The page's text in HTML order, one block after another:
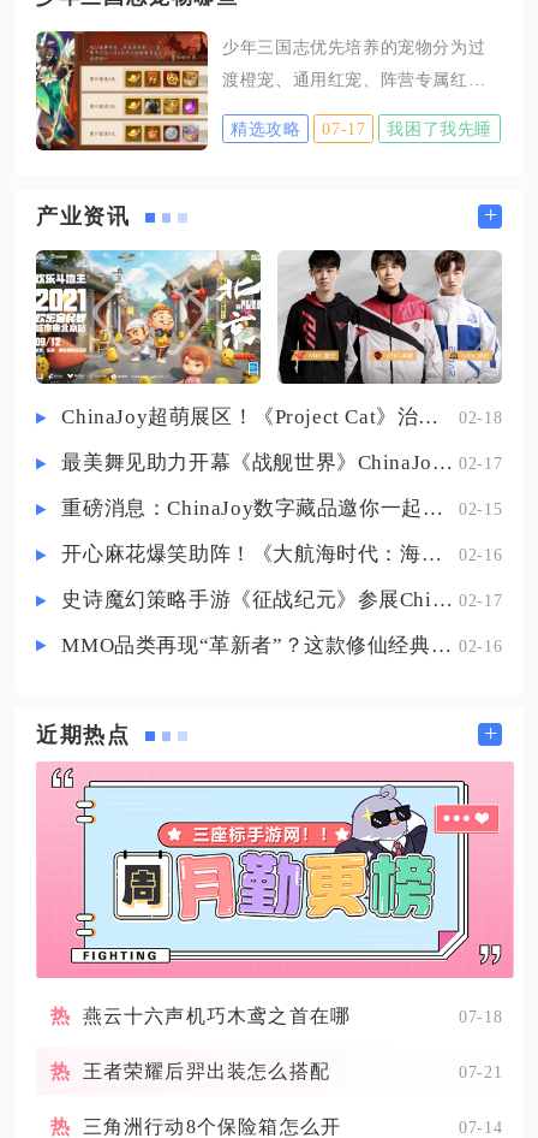
全空置后，拆除功能才会正常解
锁，掌握前置清理步骤和两种编辑
入口，就能高效完成大批量农田的
一
墓岛各处传送信标，推荐优先激活
嗟叹长阶上方信标、船葬滩信标与
愚人乐土附近信标，三个信标可以
墓岛后，留意区域内带有微光光束
的交互点，这类互动标识就是开启
墓岛巡礼的核心触发位置，靠近光
束完成初次互动，正式开启巡礼之
少年三国志优先培养的宠物分为过
渡橙宠、通用红宠、阵营专属红
宠、高阶玄金宠四大类，平民开荒
首选临渊魔龙，吴国灼烧流绑定凌
工，后期PVP核心为渊神·鳐祖，前
前期升级阶段资源有限，无需投入
过多道具培养多只宠物，橙宠仅作
为过渡使用，飞电狐能为前排武将
提供攻击加成、后排补充生命增
益，推图、叛军玩法都能适配；铜
发敌方阵容时上阵，大幅降低前排
阵亡概率，两只橙宠升到50级、完
精选攻略 07-17 我困了我先睡
产业资讯 +
ChinaJoy超萌展区！《Project Cat》治愈猫咪吸引一众铲屎官 02-18
最美舞见助力开幕《战舰世界》ChinaJoy首日精彩碰撞 02-17
重磅消息：ChinaJoy数字藏品邀你一起评选 02-15
开心麻花爆笑助阵！《大航海时代：海上霸主》亮相China Joy 02-16
史诗魔幻策略手游《征战纪元》参展ChinaJoy，SLG与放置融合玩法来袭 02-17
MMO品类再现“革新者”？这款修仙经典IP产品在尝试破局 02-16
近期热点 +
燕云十六声机巧木鸢之首在哪 07-18
王者荣耀后羿出装怎么搭配 07-21
三角洲行动8个保险箱怎么开 07-14